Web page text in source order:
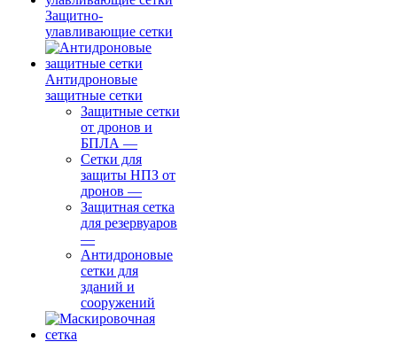
Защитно-
улавливающие сетки
Антидроновые
защитные сетки
Защитные сетки
от дронов и
БПЛА —
Сетки для
защиты НПЗ от
дронов —
Защитная сетка
для резервуаров
—
Антидроновые
сетки для
зданий и
сооружений